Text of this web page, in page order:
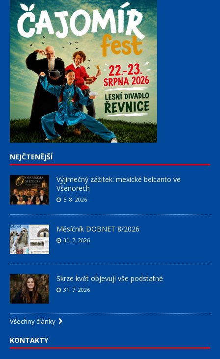
NEJČTENĚJŠÍ
Výjimečný zážitek: mexické belcanto ve
Všenorech
5. 8. 2026
Měsíčník DOBNET 8/2026
31. 7. 2026
Skrze květ objevuji vše podstatné
31. 7. 2026
Všechny články
KONTAKTY